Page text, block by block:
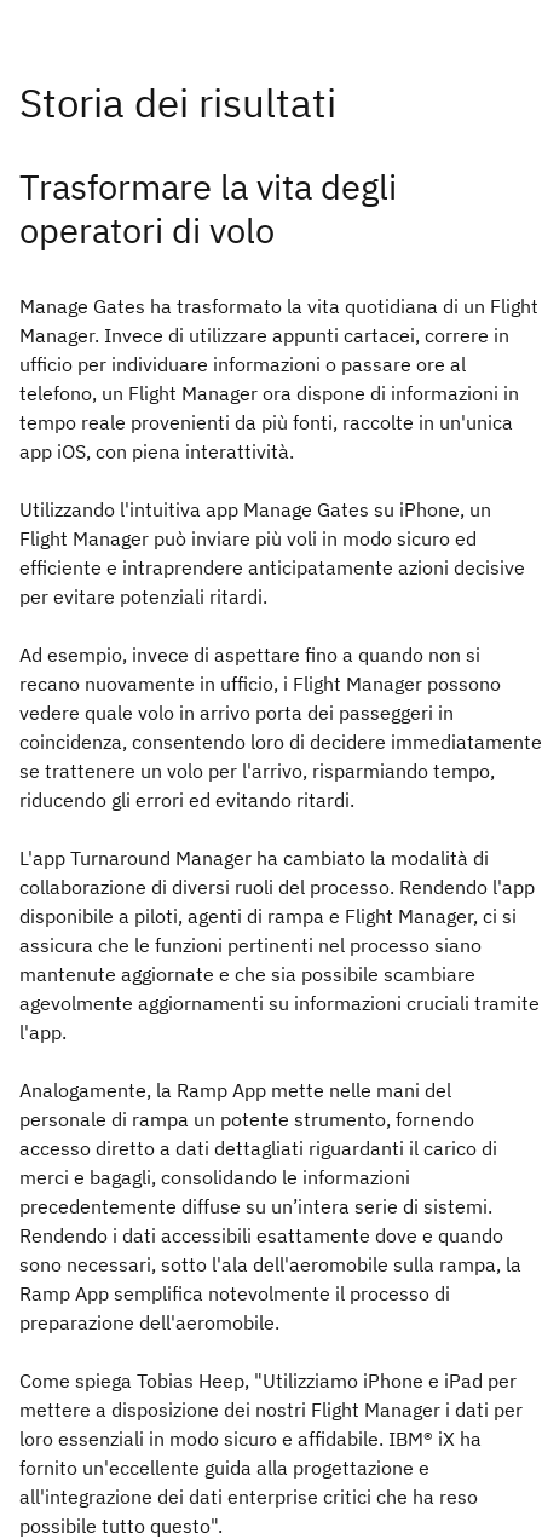
Trasformare la vita degli
operatori di volo
Manage Gates ha trasformato la vita quotidiana di un Flight
Manager. Invece di utilizzare appunti cartacei, correre in
ufficio per individuare informazioni o passare ore al
telefono, un Flight Manager ora dispone di informazioni in
tempo reale provenienti da più fonti, raccolte in un'unica
app iOS, con piena interattività.
Utilizzando l'intuitiva app Manage Gates su iPhone, un
Flight Manager può inviare più voli in modo sicuro ed
efficiente e intraprendere anticipatamente azioni decisive
per evitare potenziali ritardi.
Ad esempio, invece di aspettare fino a quando non si
recano nuovamente in ufficio, i Flight Manager possono
vedere quale volo in arrivo porta dei passeggeri in
coincidenza, consentendo loro di decidere immediatamente
se trattenere un volo per l'arrivo, risparmiando tempo,
riducendo gli errori ed evitando ritardi.
L'app Turnaround Manager ha cambiato la modalità di
collaborazione di diversi ruoli del processo. Rendendo l'app
disponibile a piloti, agenti di rampa e Flight Manager, ci si
assicura che le funzioni pertinenti nel processo siano
mantenute aggiornate e che sia possibile scambiare
agevolmente aggiornamenti su informazioni cruciali tramite
l'app.
Analogamente, la Ramp App mette nelle mani del
personale di rampa un potente strumento, fornendo
accesso diretto a dati dettagliati riguardanti il carico di
merci e bagagli, consolidando le informazioni
precedentemente diffuse su un’intera serie di sistemi.
Rendendo i dati accessibili esattamente dove e quando
sono necessari, sotto l'ala dell'aeromobile sulla rampa, la
Ramp App semplifica notevolmente il processo di
preparazione dell'aeromobile.
Come spiega Tobias Heep, "Utilizziamo iPhone e iPad per
mettere a disposizione dei nostri Flight Manager i dati per
loro essenziali in modo sicuro e affidabile. IBM® iX ha
fornito un'eccellente guida alla progettazione e
all'integrazione dei dati enterprise critici che ha reso
possibile tutto questo".